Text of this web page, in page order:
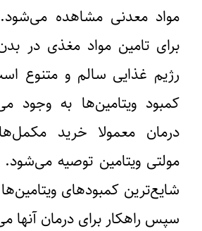
مواد معدنی مشاهده
برای تامین مواد مغذی در
رژیم غذایی سالم و متنوع
کمبود ویتامین‌ها به وجود
درمان معمولا خرید
مولتی ویتامین توصیه می‌شود.
شایع‌ترین کمبودهای
سپس راهکار برای درمان آنها